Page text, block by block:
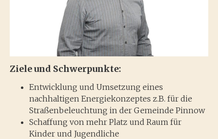
Ziele und Schwerpunkte:
Entwicklung und Umsetzung eines
nachhaltigen Energiekonzeptes z.B. für die
Straßenbeleuchtung in der Gemeinde Pinnow
Schaffung von mehr Platz und Raum für
Kinder und Jugendliche